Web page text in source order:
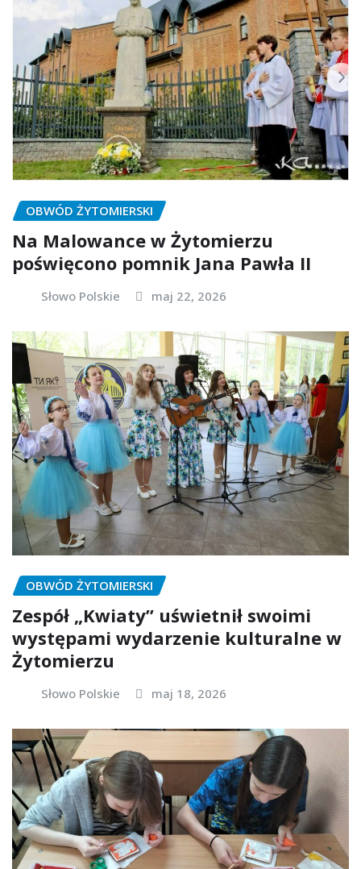
OBWÓD ŻYTOMIERSKI
Na Malowance w Żytomierzu
poświęcono pomnik Jana Pawła II
Słowo Polskie maj 22, 2026
OBWÓD ŻYTOMIERSKI
Zespół „Kwiaty” uświetnił swoimi
występami wydarzenie kulturalne w
Żytomierzu
Słowo Polskie maj 18, 2026